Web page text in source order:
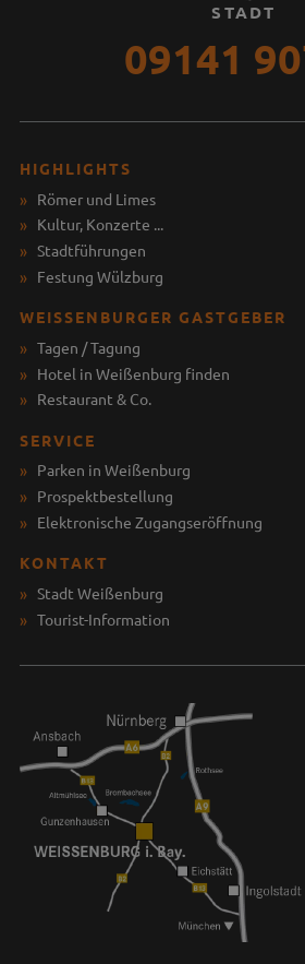
STADT
09141
HIGHLIGHTS
Römer und Limes
Kultur, Konzerte ...
Stadtführungen
Festung Wülzburg
WEISSENBURGER GASTGEBER
Tagen / Tagung
Hotel in Weißenburg finden
Restaurant & Co.
SERVICE
Parken in Weißenburg
Prospektbestellung
Elektronische Zugangseröffnung
KONTAKT
Stadt Weißenburg
Tourist-Information